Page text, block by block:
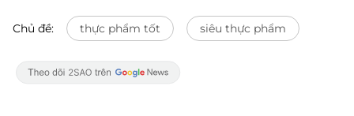
Chủ đề: thực phẩm tốt siêu thực phẩm